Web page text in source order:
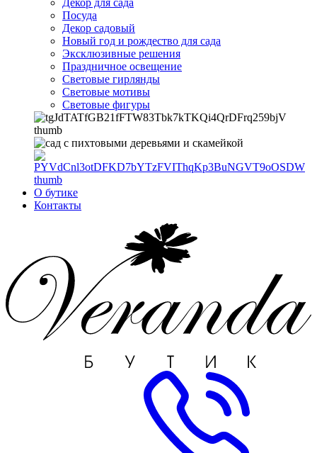
Декор для сада
Посуда
Декор садовый
Новый год и рождество для сада
Эксклюзивные решения
Праздничное освещение
Световые гирлянды
Световые мотивы
Световые фигуры
О бутике
Контакты